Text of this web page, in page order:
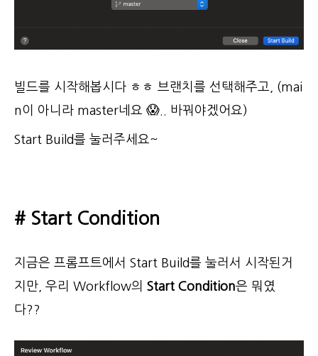
빌드를 시작해봅시다 ㅎㅎ 브랜치를 선택해주고, (mai
n이 아니라 master네요 😱.. 바꿔야겠어요)
Start Build를 눌러주세요~
# Start Condition
지금은 프롬프트에서 Start Build를 눌러서 시작된거
지만, 우리 Workflow의 Start Condition은 뭐였
다??